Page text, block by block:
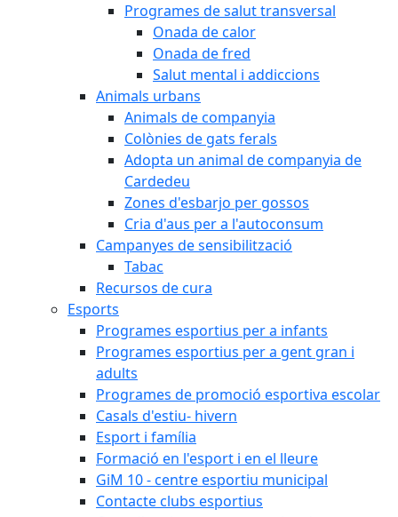
Programes de salut transversal
Onada de calor
Onada de fred
Salut mental i addiccions
Animals urbans
Animals de companyia
Colònies de gats ferals
Adopta un animal de companyia de
Cardedeu
Zones d'esbarjo per gossos
Cria d'aus per a l'autoconsum
Campanyes de sensibilització
Tabac
Recursos de cura
Esports
Programes esportius per a infants
Programes esportius per a gent gran i
adults
Programes de promoció esportiva escolar
Casals d'estiu- hivern
Esport i família
Formació en l'esport i en el lleure
GiM 10 - centre esportiu municipal
Contacte clubs esportius